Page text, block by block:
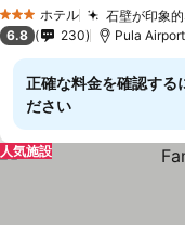
3 ホテルのランク
ホテル 石壁が印象
6.8 230 Pula
正確な料金を確認する
ださい
人気施設